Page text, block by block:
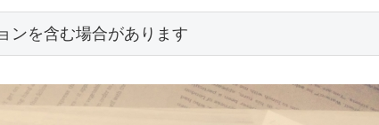
ンを含む場合があります